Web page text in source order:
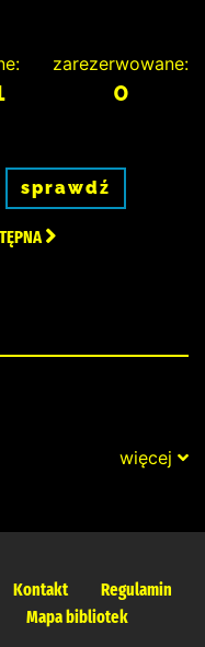
zarezerwowane:
0
sprawdź
więcej
Kontakt
Regulamin
Mapa bibliotek